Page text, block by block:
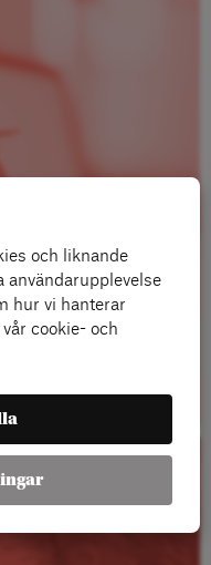
och liknande
användarupplevelse
hur vi hanterar
cookie- och